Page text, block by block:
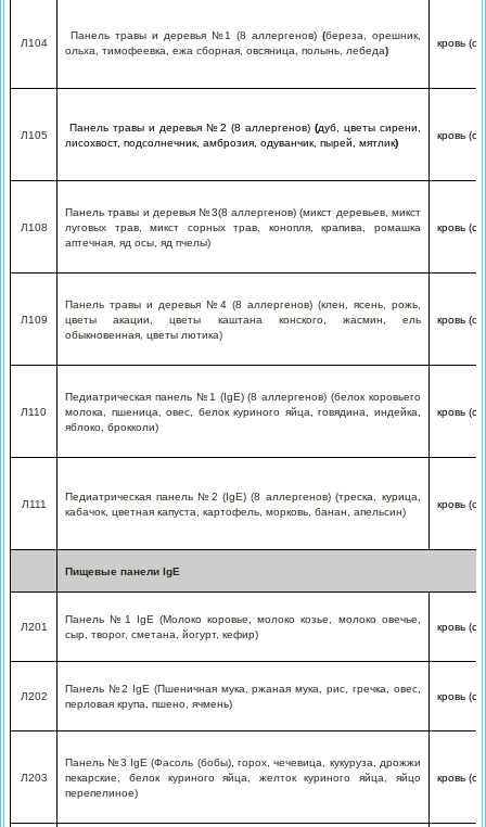
Л104
Панель травы и деревья №1 (8 аллергенов) (береза, орешник,
ольха, тимофеевка, ежа сборная, овсяница, полынь, лебеда)
кровь
Л105
Панель травы и деревья №2 (8 аллергенов) (дуб, цветы сирени,
лисохвост, подсолнечник, амброзия, одуванчик, пырей, мятлик)
кровь
Л108
Панель травы и деревья №3(8 аллергенов) (микст деревьев, микст
луговых трав, микст сорных трав, конопля, крапива, ромашка
аптечная, яд осы, яд пчелы)
кровь
Л109
Панель травы и деревья №4 (8 аллергенов) (клен, ясень, рожь,
цветы акации, цветы каштана конского, жасмин, ель
обыкновенная, цветы лютика)
кровь
Л110
Педиатрическая панель №1 (IgE) (8 аллергенов) (белок коровьего
молока, пшеница, овес, белок куриного яйца, говядина, индейка,
яблоко, брокколи)
кровь
Л111
Педиатрическая панель №2 (IgE) (8 аллергенов) (треска, курица,
кабачок, цветная капуста, картофель, морковь, банан, апельсин)
кровь
Пищевые панели IgE
Л201
Панель №1 IgE (Молоко коровье, молоко козье, молоко овечье,
сыр, творог, сметана, йогурт, кефир)
кровь
Л202
Панель №2 IgE (Пшеничная мука, ржаная мука, рис, гречка, овес,
перловая крупа, пшено, ячмень)
кровь
Л203
Панель №3 IgE (Фасоль (бобы), горох, чечевица, кукуруза, дрожжи
пекарские, белок куриного яйца, желток куриного яйца, яйцо
перепелиное)
кровь